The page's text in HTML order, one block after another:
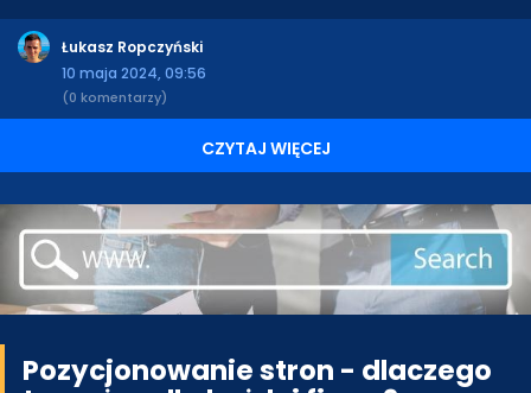
Łukasz Ropczyński
10 maja 2024, 09:56
(0 komentarzy)
CZYTAJ WIĘCEJ
Pozycjonowanie stron - dlaczego